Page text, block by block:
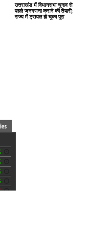
उत्तराखंड में विधानसभा चुनाव से
पहले जनगणना कराने की तैयारी;
राज्य में ट्रायल हो चुका पूरा